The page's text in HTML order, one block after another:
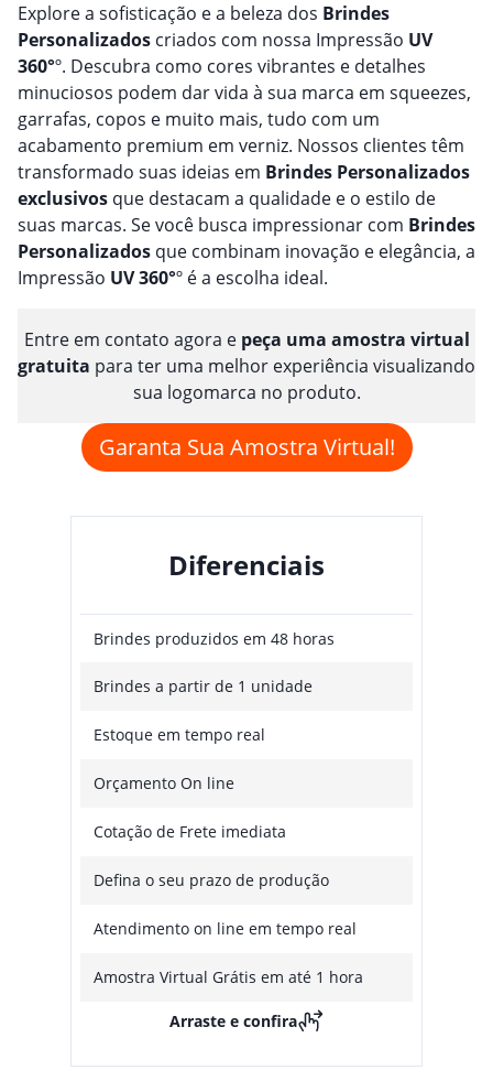
Explore a sofisticação e a beleza dos Brindes
Personalizados criados com nossa Impressão UV
360°º. Descubra como cores vibrantes e detalhes
minuciosos podem dar vida à sua marca em squeezes,
garrafas, copos e muito mais, tudo com um
acabamento premium em verniz. Nossos clientes têm
transformado suas ideias em Brindes Personalizados
exclusivos que destacam a qualidade e o estilo de
suas marcas. Se você busca impressionar com Brindes
Personalizados que combinam inovação e elegância, a
Impressão UV 360°º é a escolha ideal.
Entre em contato agora e peça uma amostra virtual
gratuita para ter uma melhor experiência visualizando
sua logomarca no produto.
Garanta Sua Amostra Virtual!
Diferenciais
Brindes produzidos em 48 horas
Brindes a partir de 1 unidade
Estoque em tempo real
Orçamento On line
Cotação de Frete imediata
Defina o seu prazo de produção
Atendimento on line em tempo real
Amostra Virtual Grátis em até 1 hora
Arraste e confira